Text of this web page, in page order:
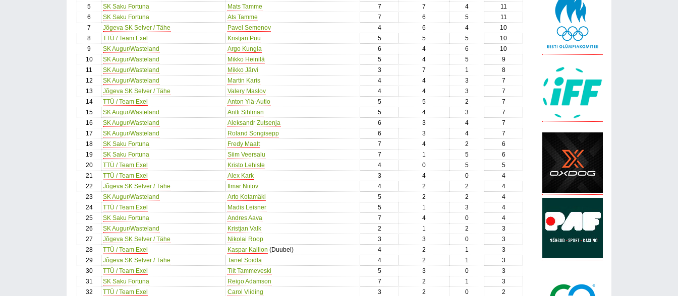
5
SK Saku Fortuna Mats Tamme 7 7 4
11
6
SK Saku Fortuna Ats Tamme 7 6 5
11
7
Jõgeva SK Selver / Tähe Pavel Semenov 4 6 4
10
8
TTÜ / Team Exel Kristjan Puu 5 5 5
10
9
SK Augur/Wasteland Argo Kungla 6 4 6
10
10
SK Augur/Wasteland Mikko Heinilä 5 4 5
9
11
SK Augur/Wasteland Mikko Järvi 3 7 1
8
12
SK Augur/Wasteland Martin Karis 4 4 3
7
13
Jõgeva SK Selver / Tähe Valery Maslov 4 4 3
7
14
TTÜ / Team Exel Anton Ylä-Autio 5 5 2
7
15
SK Augur/Wasteland Antti Sihlman 5 4 3
7
16
SK Augur/Wasteland Aleksandr Zutsenja 6 3 4
7
17
SK Augur/Wasteland Roland Songisepp 6 3 4
7
18
SK Saku Fortuna Fredy Maalt 7 4 2
6
19
SK Saku Fortuna Siim Veersalu 7 1 5
6
20
TTÜ / Team Exel Kristo Lehiste 4 0 5
5
21
TTÜ / Team Exel Alex Kark 3 4 0
4
22
Jõgeva SK Selver / Tähe Ilmar Niitov 4 2 2
4
23
SK Augur/Wasteland Arto Kotamäki 5 2 2
4
24
TTÜ / Team Exel Madis Leisner 5 1 3
4
25
SK Saku Fortuna Andres Aava 7 4 0
4
26
SK Augur/Wasteland Kristjan Valk 2 1 2
3
27
Jõgeva SK Selver / Tähe Nikolai Roop 3 3 0
3
28
TTÜ / Team Exel Kaspar Kallion (Duubel) 4 2 1
3
29
Jõgeva SK Selver / Tähe Tanel Soidla 4 2 1
3
30
TTÜ / Team Exel Tiit Tammeveski 5 3 0
3
31
SK Saku Fortuna Reigo Adamson 7 2 1
3
32
TTÜ / Team Exel Carol Viiding 3 2 0
2